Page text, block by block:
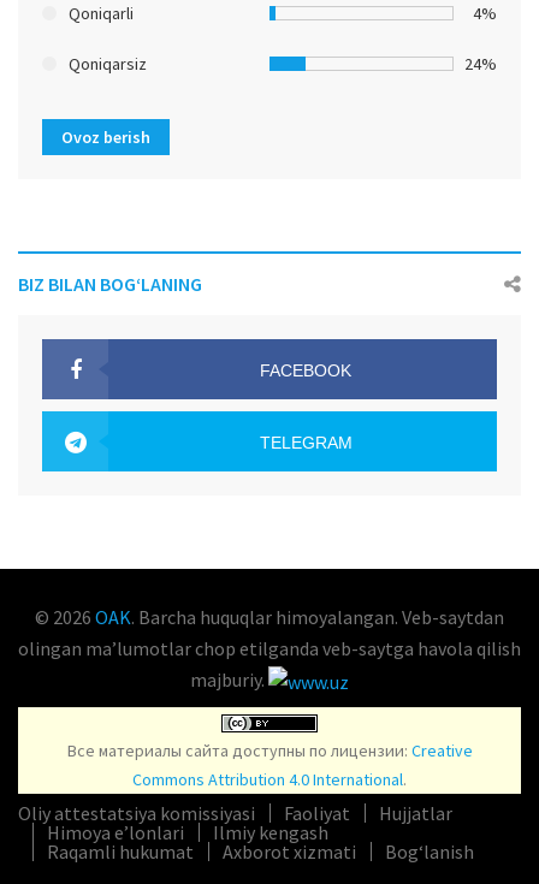
Qoniqarli 4%
Qoniqarsiz 24%
Ovoz berish
BIZ BILAN BOG‘LANING
FACEBOOK
TELEGRAM
© 2026 OAK. Barcha huquqlar himoyalangan. Veb-saytdan
olingan maʼlumotlar chop etilganda veb-saytga havola qilish
majburiy.
Все материалы сайта доступны по лицензии: Creative
Commons Attribution 4.0 International.
Oliy attestatsiya komissiyasi Faoliyat
Hujjatlar
Himoya e’lonlari
Ilmiy kengash
Raqamli hukumat
Axborot xizmati Bog‘lanish